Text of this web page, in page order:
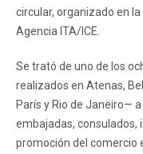
circular, organizado en
Agencia ITA/ICE.
Se trató de uno de los
realizados en Atenas,
París y Rio de Janeiro—
embajadas, consulados,
promoción del comercio